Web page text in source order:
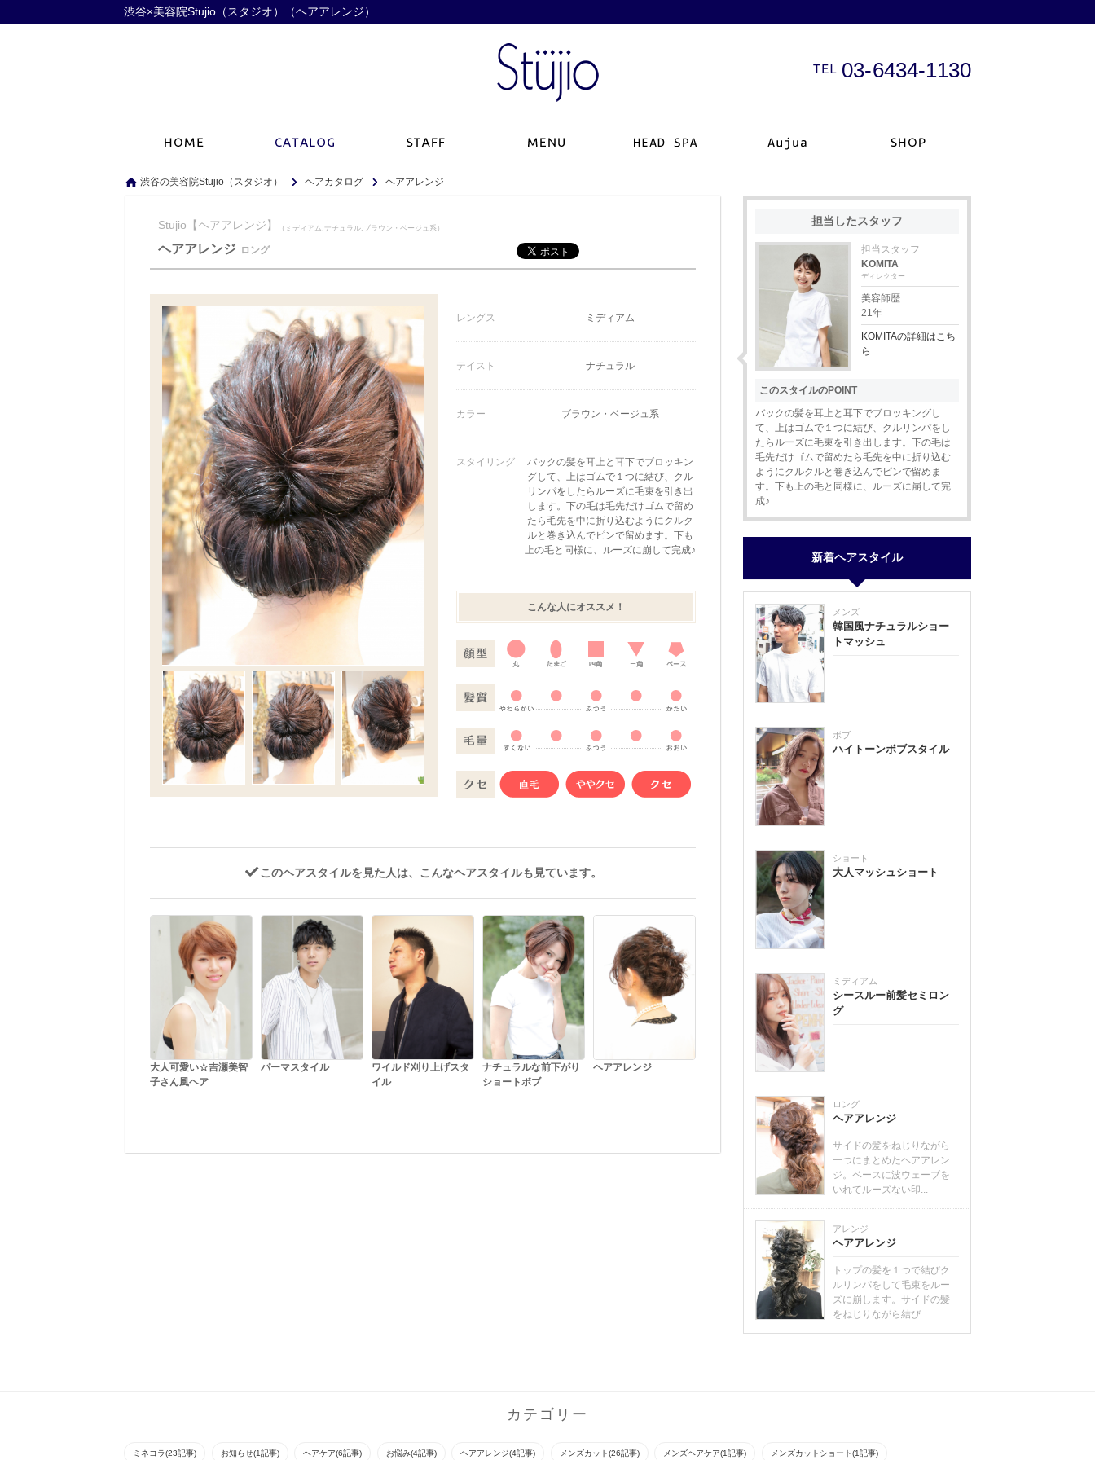
渋谷×美容院Stujio（スタジオ）（ヘアアレンジ）
03-6434-1130
渋谷の美容院Stujio（スタジオ） ヘアカタログ ヘアアレンジ
Stujio【ヘアアレンジ】 （ミディアム,ナチュラル,ブラウン・ベージュ系）
ヘアアレンジ ロング
レングス ミディアム
テイスト ナチュラル
カラー ブラウン・ベージュ系
スタイリング
バックの髪を耳上と耳下でブロッキン
グして、上はゴムで１つに結び、クル
リンパをしたらルーズに毛束を引き出
します。下の毛は毛先だけゴムで留め
たら毛先を中に折り込むようにクルク
ルと巻き込んでピンで留めます。下も
上の毛と同様に、ルーズに崩して完成♪
こんな人にオススメ！
このヘアスタイルを見た人は、こんなヘアスタイルも見ています。
大人可愛い☆吉瀬美智
子さん風ヘア
パーマスタイル
ワイルド刈り上げスタ
イル
ナチュラルな前下がり
ショートボブ
ヘアアレンジ
担当したスタッフ
担当スタッフ
KOMITA
ディレクター
美容師歴
21年
KOMITAの詳細はこち
ら
このスタイルのPOINT
バックの髪を耳上と耳下でブロッキングし
て、上はゴムで１つに結び、クルリンパをし
たらルーズに毛束を引き出します。下の毛は
毛先だけゴムで留めたら毛先を中に折り込む
ようにクルクルと巻き込んでピンで留めま
す。下も上の毛と同様に、ルーズに崩して完
成♪
新着ヘアスタイル
メンズ
韓国風ナチュラルショー
トマッシュ
ボブ
ハイトーンボブスタイル
ショート
大人マッシュショート
ミディアム
シースルー前髪セミロン
グ
ロング
ヘアアレンジ
サイドの髪をねじりながら
一つにまとめたヘアアレン
ジ。ベースに波ウェーブを
いれてルーズない印...
アレンジ
ヘアアレンジ
トップの髪を１つで結びク
ルリンパをして毛束をルー
ズに崩します。サイドの髪
をねじりながら結び...
カテゴリー
ミネコラ(23記事) お知らせ(1記事) ヘアケア(6記事) お悩み(4記事) ヘアアレンジ(4記事) メンズカット(26記事) メンズヘアケア(1記事) メンズカットショート(1記事)